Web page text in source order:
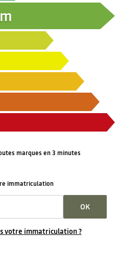
marques en 3 minutes
immatriculation
OK
votre immatriculation ?